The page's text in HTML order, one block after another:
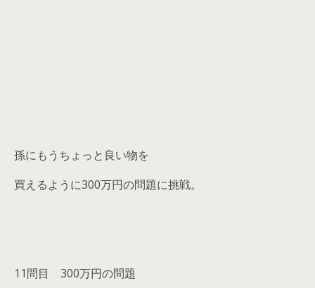
孫にもうちょっと良い物を
買えるように300万円の問題に挑戦。
11問目 300万円の問題